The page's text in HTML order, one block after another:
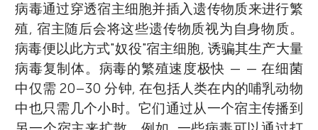
病毒通过穿透宿主细胞并插入遗传物质来进行繁
殖, 宿主随后会将这些遗传物质视为自身物质。
病毒便以此方式"奴役"宿主细胞, 诱骗其生产大量
病毒复制体。病毒的繁殖速度极快 — — 在细菌
中仅需 20–30 分钟, 在包括人类在内的哺乳动物
中也只需几个小时。它们通过从一个宿主传播到